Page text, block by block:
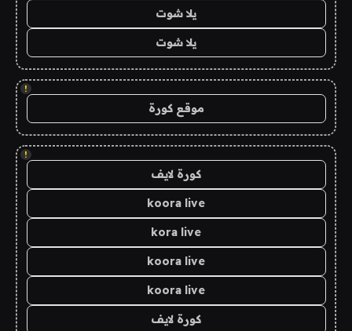
يلا شوت
يلا شوت
!
موقع كورة
!
كورة لايف
koora live
kora live
koora live
koora live
كورة لايف